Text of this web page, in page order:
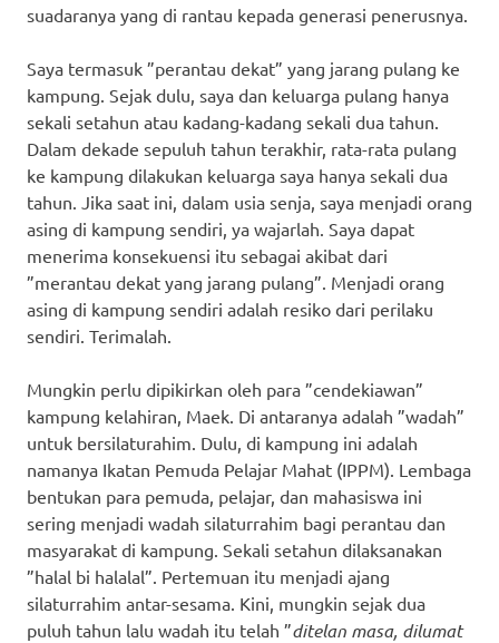
suadaranya yang di rantau kepada generasi penerusnya.
Saya termasuk ”perantau dekat” yang jarang pulang ke
kampung. Sejak dulu, saya dan keluarga pulang hanya
sekali setahun atau kadang-kadang sekali dua tahun.
Dalam dekade sepuluh tahun terakhir, rata-rata pulang
ke kampung dilakukan keluarga saya hanya sekali dua
tahun. Jika saat ini, dalam usia senja, saya menjadi orang
asing di kampung sendiri, ya wajarlah. Saya dapat
menerima konsekuensi itu sebagai akibat dari
”merantau dekat yang jarang pulang”. Menjadi orang
asing di kampung sendiri adalah resiko dari perilaku
sendiri. Terimalah.
Mungkin perlu dipikirkan oleh para ”cendekiawan”
kampung kelahiran, Maek. Di antaranya adalah ”wadah”
untuk bersilaturahim. Dulu, di kampung ini adalah
namanya Ikatan Pemuda Pelajar Mahat (IPPM). Lembaga
bentukan para pemuda, pelajar, dan mahasiswa ini
sering menjadi wadah silaturrahim bagi perantau dan
masyarakat di kampung. Sekali setahun dilaksanakan
”halal bi halalal”. Pertemuan itu menjadi ajang
silaturrahim antar-sesama. Kini, mungkin sejak dua
puluh tahun lalu wadah itu telah ”ditelan masa, dilumat